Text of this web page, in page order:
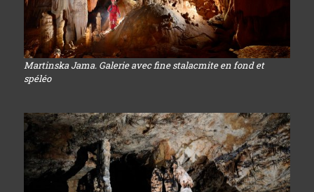
Martinska Jama. Galerie avec fine stalacmite en fond et
spéléo